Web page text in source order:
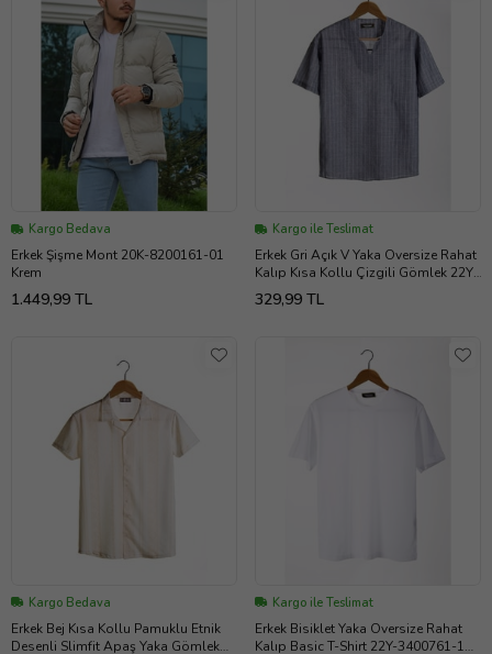
Kargo Bedava
Erkek Şişme Mont 20K-8200161-01
Krem
1.449,99 TL
Kargo ile Teslimat
Erkek Gri Açık V Yaka Oversize Rahat
Kalıp Kısa Kollu Çizgili Gömlek 22Y-
4300634
329,99 TL
Kargo Bedava
Erkek Bej Kısa Kollu Pamuklu Etnik
Desenli Slimfit Apaş Yaka Gömlek
Kargo ile Teslimat
Erkek Bisiklet Yaka Oversize Rahat
Kalıp Basic T-Shirt 22Y-3400761-1